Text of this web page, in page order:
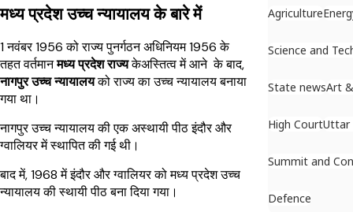
मध्य प्रदेश उच्च न्यायालय के बारे में
1 नवंबर 1956 को राज्य पुनर्गठन अधिनियम 1956 के
तहत वर्तमानमध्य प्रदेश राज्यकेअस्तित्व में आने के बाद,
नागपुर उच्च न्यायालयको राज्य का उच्च न्यायालय बनाया
गया था।
नागपुर उच्च न्यायालय की एक अस्थायी पीठ इंदौर और
ग्वालियर में स्थापित की गई थी।
बाद में, 1968 में इंदौर और ग्वालियर को मध्य प्रदेश उच्च
न्यायालय की स्थायी पीठ बना दिया गया।
Agriculture
Science and
State newsArt
High CourtUttar
Summit and
Defence